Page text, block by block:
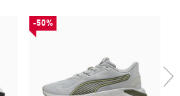
-50%